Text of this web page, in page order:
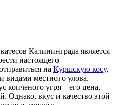
Калининграда является
настоящего
на Куршскую косу,
видами местного улова.
копченого угря – его цена,
Однако, вкус и качество этой